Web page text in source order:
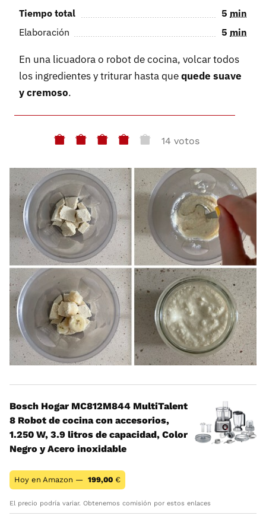
Tiempo total 5 min
Elaboración
5 min
En una licuadora o robot de cocina, volcar todos
los ingredientes y triturar hasta quequede suave
y cremoso.
14 votos
Bosch Hogar MC812M844 MultiTalent
8 Robot de cocina con accesorios,
1.250 W, 3.9 litros de capacidad, Color
Negro y Acero inoxidable
Hoy en Amazon — 199,00 €
El precio podría variar. Obtenemos comisión por estos enlaces